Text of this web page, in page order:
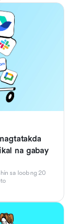
na gabay
sa loob ng 20